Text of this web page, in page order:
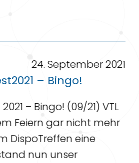
24. September 2021
– Bingo!
– Bingo! (09/21) VTL
Feiern gar nicht mehr
DispoTreffen eine
nun unser